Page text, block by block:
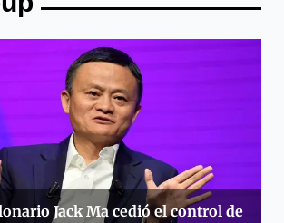
Jack Ma cedió el control de